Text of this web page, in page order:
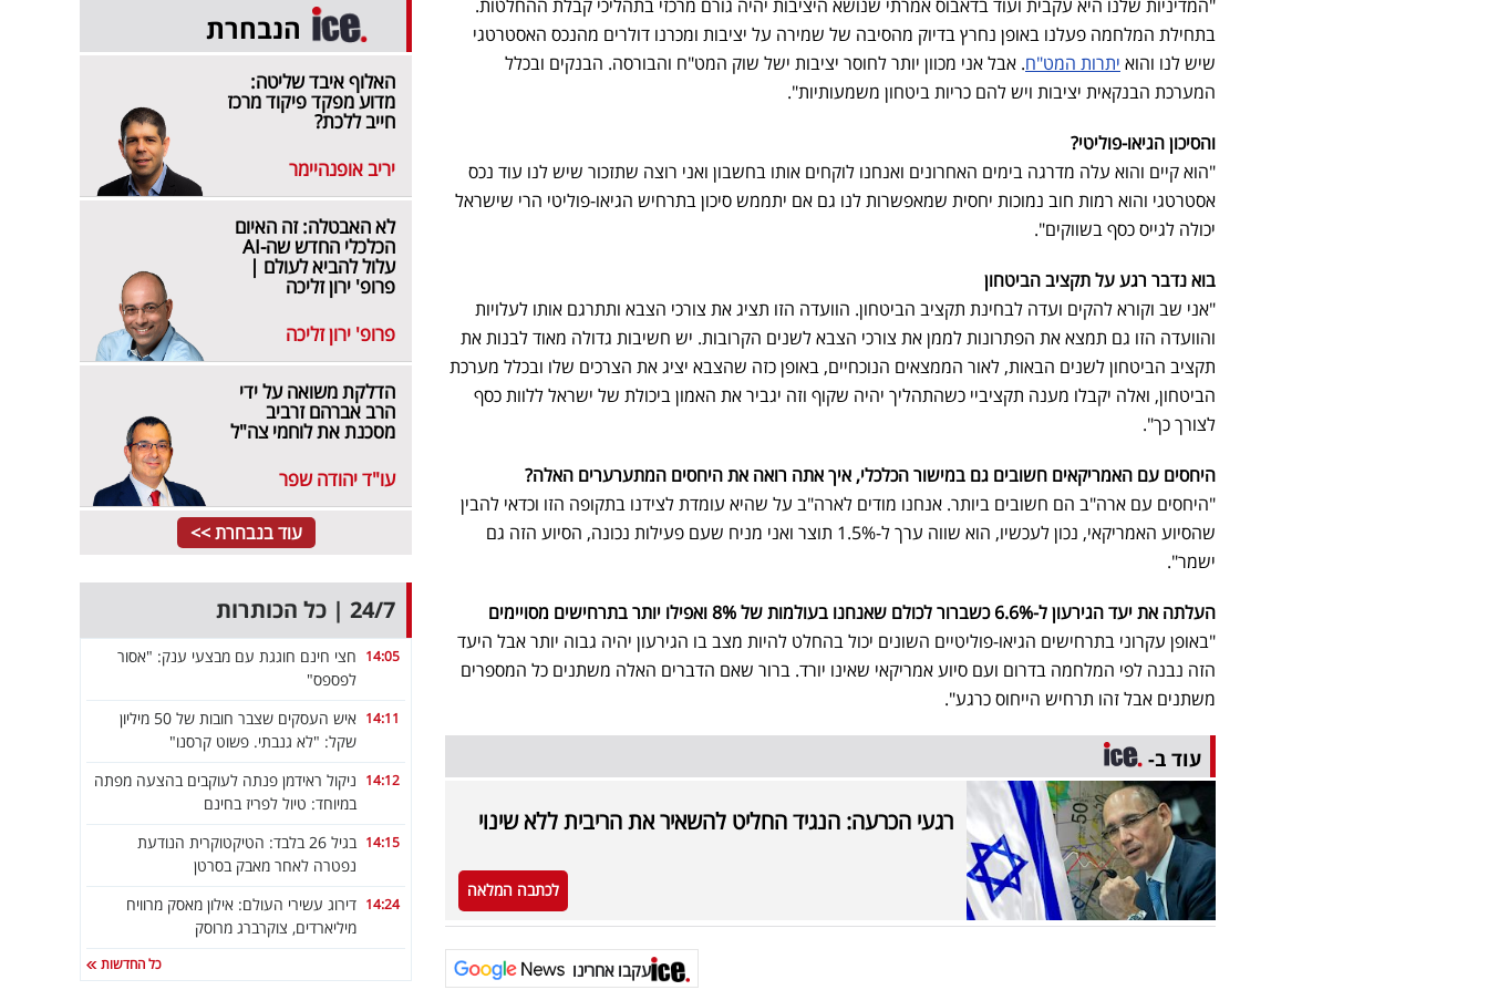
"המדיניות שלנו היא עקבית ועוד בדאבוס אמרתי שנושא היציבות יהיה גורם מרכזי בתהליכי קבלת ההחלטות.
בתחילת המלחמה פעלנו באופן נחרץ בדיוק מהסיבה של שמירה על יציבות ומכרנו דולרים מהנכס האסטרטגי
שיש לנו והוא יתרות המט"ח. אבל אני מכוון יותר לחוסר יציבות ישל שוק המט"ח והבורסה. הבנקים ובכלל
המערכת הבנקאית יציבות ויש להם כריות ביטחון משמעותיות".
והסיכון הגיאו-פוליטי?
"הוא קיים והוא עלה מדרגה בימים האחרונים ואנחנו לוקחים אותו בחשבון ואני רוצה שתזכור שיש לנו עוד נכס
אסטרטגי והוא רמות חוב נמוכות יחסית שמאפשרות לנו גם אם יתממש סיכון בתרחיש הגיאו-פוליטי הרי שישראל
יכולה לגייס כסף בשווקים".
בוא נדבר רגע על תקציב הביטחון
"אני שב וקורא להקים ועדה לבחינת תקציב הביטחון. הוועדה הזו תציג את צורכי הצבא ותתרגם אותו לעלויות
והוועדה הזו גם תמצא את הפתרונות לממן את צורכי הצבא לשנים הקרובות. יש חשיבות גדולה מאוד לבנות את
תקציב הביטחון לשנים הבאות, לאור הממצאים הנוכחיים, באופן כזה שהצבא יציג את הצרכים שלו ובכלל מערכת
הביטחון, ואלה יקבלו מענה תקציביי כשהתהליך יהיה שקוף וזה יגביר את האמון ביכולת של ישראל ללוות כסף
לצורך כך".
היחסים עם האמריקאים חשובים גם במישור הכלכלי, איך אתה רואה את היחסים המתערערים האלה?
"היחסים עם ארה"ב הם חשובים ביותר. אנחנו מודים לארה"ב על שהיא עומדת לצידנו בתקופה הזו וכדאי להבין
שהסיוע האמריקאי, נכון לעכשיו, הוא שווה ערך ל-1.5% תוצר ואני מניח שעם פעילות נכונה, הסיוע הזה גם
ישמר".
העלתה את יעד הגירעון ל-6.6% כשברור לכולם שאנחנו בעולמות של 8% ואפילו יותר בתרחישים מסויימים
"באופן עקרוני בתרחישים הגיאו-פוליטיים השונים יכול בהחלט להיות מצב בו הגירעון יהיה גבוה יותר אבל היעד
הזה נבנה לפי המלחמה בדרום ועם סיוע אמריקאי שאינו יורד. ברור שאם הדברים האלה משתנים כל המספרים
משתנים אבל זהו תרחיש הייחוס כרגע".
עוד ב-
רגעי הכרעה: הנגיד החליט להשאיר את הריבית ללא שינוי
לכתבה המלאה
עקבו אחרינו
הנבחרת
האלוף איבד שליטה:
מדוע מפקד פיקוד מרכז
חייב ללכת?
יריב אופנהיימר
לא האבטלה: זה האיום
הכלכלי החדש שה-AI
עלול להביא לעולם |
פרופ' ירון זליכה
פרופ' ירון זליכה
הדלקת משואה על ידי
הרב אברהם זרביב
מסכנת את לוחמי צה"ל
עו"ד יהודה שפר
עוד בנבחרת >>
24/7 | כל הכותרות
14:05 חצי חינם חוגגת עם מבצעי ענק: "אסור
לפספס"
14:11
איש העסקים שצבר חובות של 50 מיליון
שקל: "לא גנבתי. פשוט קרסנו"
14:12 ניקול ראידמן פנתה לעוקבים בהצעה מפתה
במיוחד: טיול לפריז בחינם
14:15
בגיל 26 בלבד: הטיקטוקרית הנודעת
נפטרה לאחר מאבק בסרטן
14:24 דירוג עשירי העולם: אילון מאסק מרוויח
מיליארדים, צוקרברג מרוסק
כל החדשות